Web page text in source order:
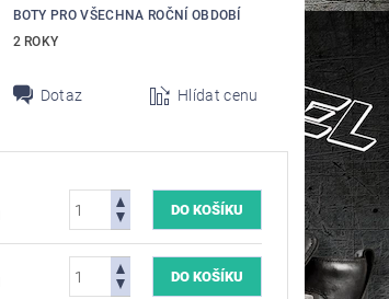
BOTY PRO VŠECHNA ROČNÍ OBDOBÍ
2 ROKY
Dotaz Hlídat cenu